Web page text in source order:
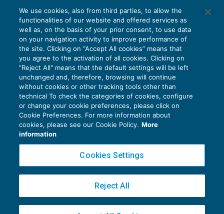
all’amministrazione
hanno diritto di avere notizie
dagli amministratori circa losvolgimento degli
affari sociali e di consultare, anche tramite
professionisti di fiducia, ilibri e i documenti
relativi all’amministrazione.
In ogni caso i soci, nell’effettuare il lavoro di
raccolta della documentazione,non sono
autorizzati a prelevare originali
presso il quale il controllo avviene.
Il riferimento ai libri sociali va inteso nel senso
diritto a consultare i libri
obbligatori richiesti dall’articolo 2478 cod. civ.
libri societari “), ossia il libro dei soci, il
EU AI Act e studi professionali: le
scadenze concrete
27 Luglio 2026
di Diego BarberieStefano Dovier
Privacy Policy
Cookie Policy
Copyright 2016 ©Gruppo Euroconference S.p.A.v2.32.2
Piazza Luigi Einaudi, 10N01 - 20124 Milano - info@ecnews.it
We use cookies, also from third parties, to allow the
functionalities of our website and offered services as
well as, on the basis of your prior consent, to use data
on your navigation activity to improve performance of
the site. Clicking on “Accept All cookies” means that
you agree to the activation of all cookies. Clicking on
"Reject All" means that the default settings will be left
unchanged and, therefore, browsing will continue
without cookies or other tracking tools other than
technical To check the categories of cookies, configure
or change your cookie preferences, please click on
Cookie Preferences. For more information about
cookies, please see our Cookie Policy. More
information
Cookies Settings
Reject All